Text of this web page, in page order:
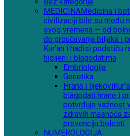
MEDICINAMedicina i
civilizaciji bile su među
svog vremena — od
do proučavanja biljaka i
Kur’an i hadisi podstiču
higijeni i blagodatima
Embriologija
Genetika
Hrana i lijekovi
blagodati hrane i
potvrđuje važnost
zdravih masnoća
prevenciju bolesti
NUMEROLOGIJA